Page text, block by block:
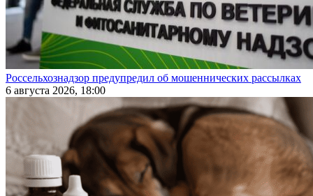
Россельхознадзор предупредил об мошеннических рассылках
6 августа 2026, 18:00